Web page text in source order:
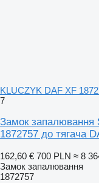
KLUCZYK DAF XF
7
Замок запалювання
1872757 до тягача
162,60 € 700 PLN ≈ 8
Замок запалювання
1872757